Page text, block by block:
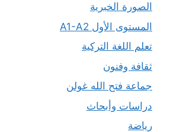
الصورة الخبرية
المستوى الأول A1-A2
تعلم اللغة التركية
ثقافة وفنون
جماعة فتح الله غولن
دراسات وأبحاث
رياضة